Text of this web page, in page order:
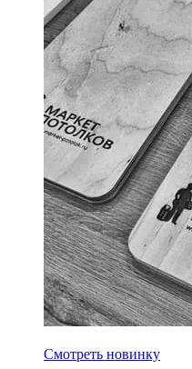
Смотреть новинку